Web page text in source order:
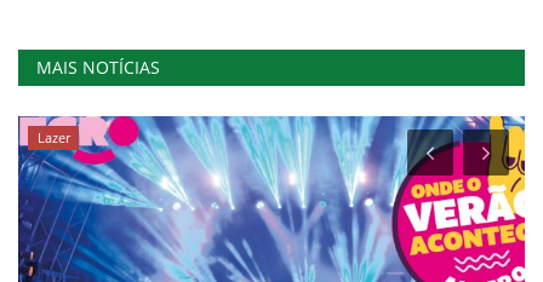
MAIS NOTÍCIAS
Lazer